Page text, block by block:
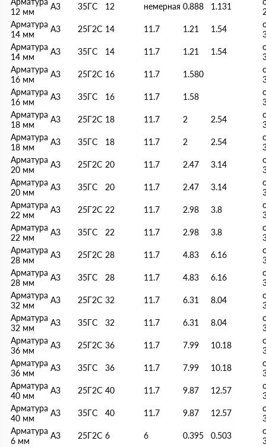
12 мм
А3 35ГС 12 немерная 0.888 1.131
Арматура
14 мм
А3 25Г2С 14 11.7 1.21 1.54
Арматура
14 мм
А3 35ГС 14 11.7 1.21 1.54
Арматура
16 мм
А3 25Г2С 16 11.7 1.580
Арматура
16 мм
А3 35ГС 16 11.7 1.58
Арматура
18 мм
А3 25Г2С 18 11.7 2 2.54
Арматура
18 мм
А3 35ГС 18 11.7 2 2.54
Арматура
20 мм
А3 25Г2С 20 11.7 2.47 3.14
Арматура
20 мм
А3 35ГС 20 11.7 2.47 3.14
Арматура
22 мм
А3 25Г2С 22 11.7 2.98 3.8
Арматура
22 мм
А3 35ГС 22 11.7 2.98 3.8
Арматура
28 мм
А3 25Г2С 28 11.7 4.83 6.16
Арматура
28 мм
А3 35ГС 28 11.7 4.83 6.16
Арматура
32 мм
А3 25Г2С 32 11.7 6.31 8.04
Арматура
32 мм
А3 35ГС 32 11.7 6.31 8.04
Арматура
36 мм
А3 25Г2С 36 11.7 7.99 10.18
Арматура
36 мм
А3 35ГС 36 11.7 7.99 10.18
Арматура
40 мм
А3 25Г2С 40 11.7 9.87 12.57
Арматура
40 мм
А3 35ГС 40 11.7 9.87 12.57
Арматура
6 мм
А3 25Г2С 6 6 0.395 0.503